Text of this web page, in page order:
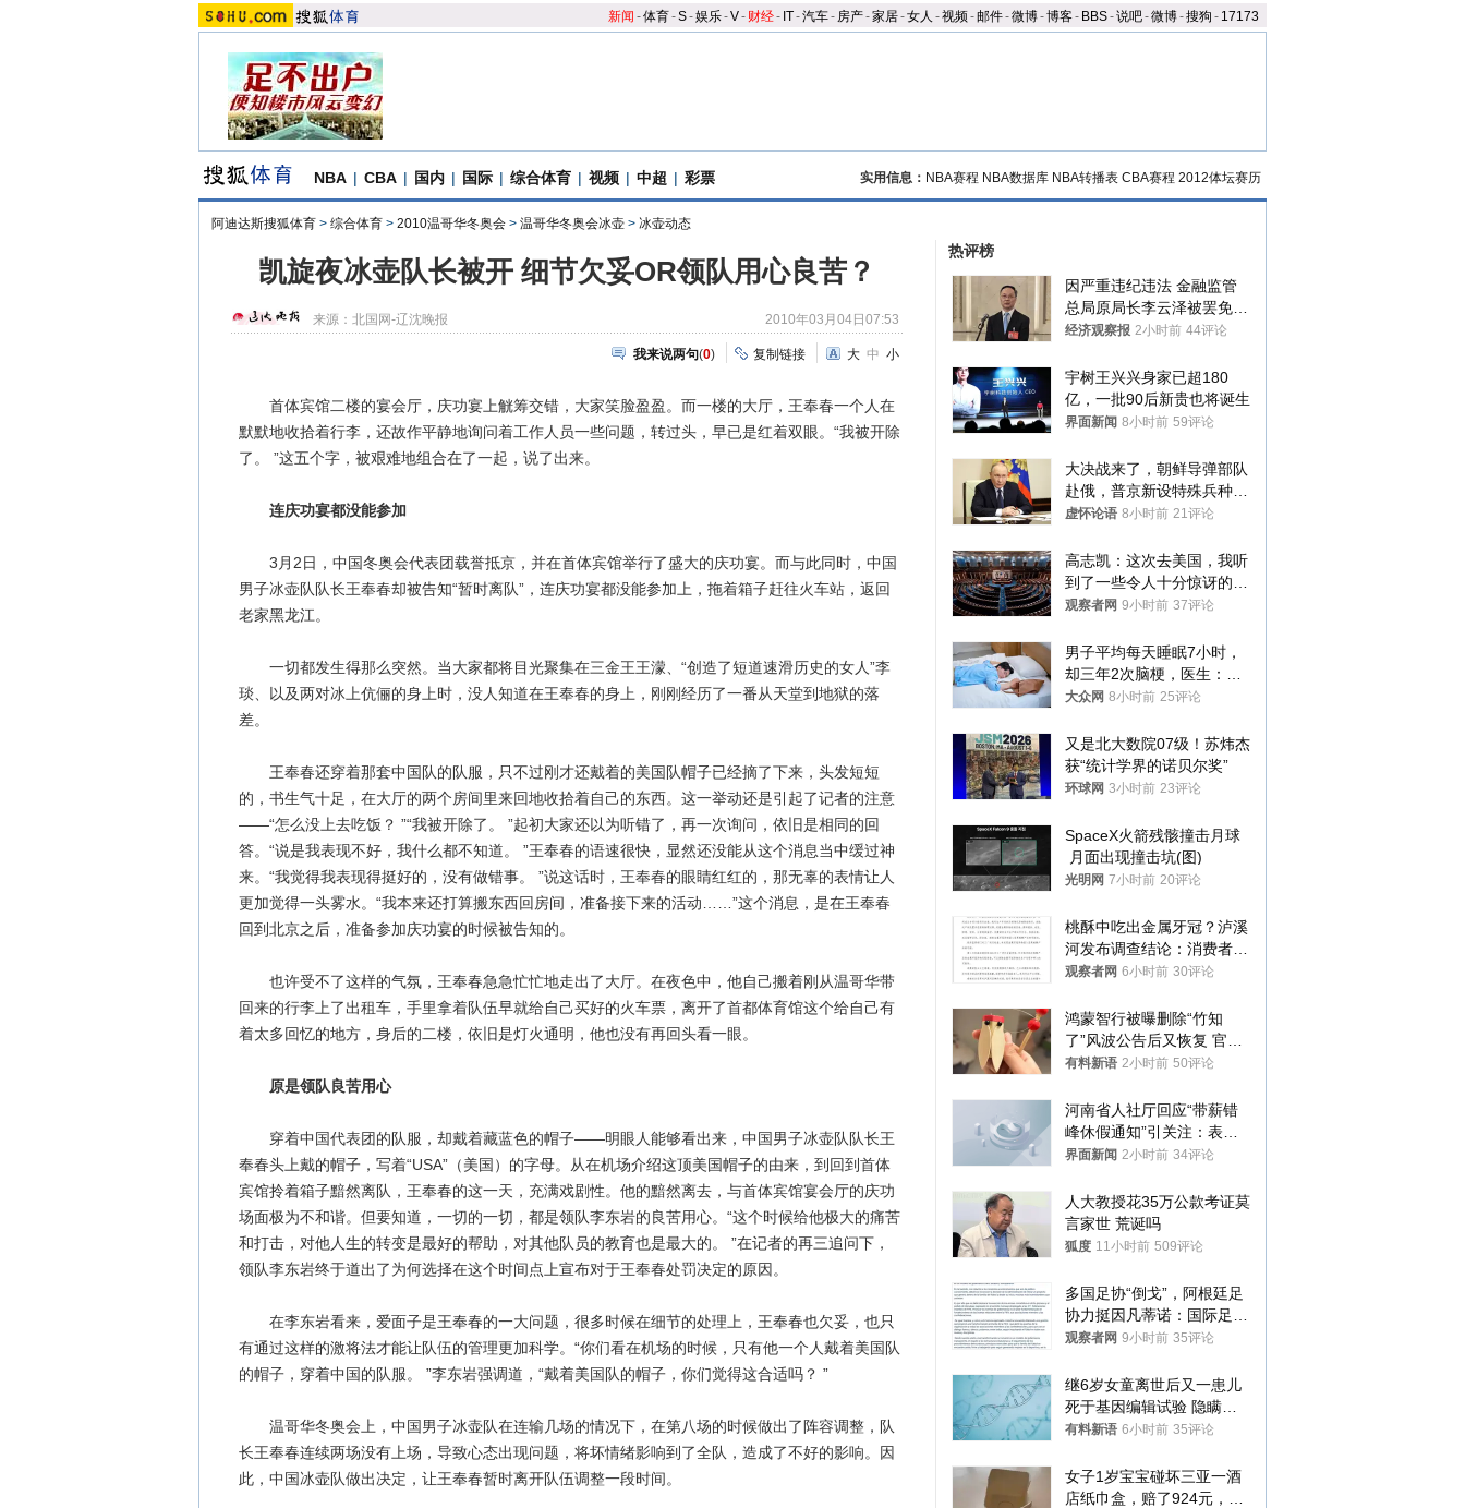
新闻 -体育-S-娱乐-V- 财经- IT-汽车- 房产-家居-女人 -视频-邮件-微博-博客- BBS-说吧-微博-搜狗 - 17173
NBA | CBA | 国内 | 国际 | 综合体育 | 视频 | 中超 | 彩票 实用信息： NBA赛程 NBA数据库 NBA转播表 CBA赛程 2012体坛赛历
阿迪达斯搜狐体育 > 综合体育 > 2010温哥华冬奥会 > 温哥华冬奥会冰壶 > 冰壶动态
凯旋夜冰壶队长被开 细节欠妥OR领队用心良苦？
来源： 北国网-辽沈晚报 2010年03月04日07:53
我来说两句(0) 复制链接 大 中 小
首体宾馆二楼的宴会厅，庆功宴上觥筹交错，大家笑脸盈盈。而一楼的大厅，王奉春一个人在
默默地收拾着行李，还故作平静地询问着工作人员一些问题，转过头，早已是红着双眼。“我被开除
了。 ”这五个字，被艰难地组合在了一起，说了出来。
连庆功宴都没能参加
3月2日，中国冬奥会代表团载誉抵京，并在首体宾馆举行了盛大的庆功宴。而与此同时，中国
男子冰壶队队长王奉春却被告知“暂时离队”，连庆功宴都没能参加上，拖着箱子赶往火车站，返回
老家黑龙江。
一切都发生得那么突然。当大家都将目光聚集在三金王王濛、“创造了短道速滑历史的女人”李
琰、以及两对冰上伉俪的身上时，没人知道在王奉春的身上，刚刚经历了一番从天堂到地狱的落
差。
王奉春还穿着那套中国队的队服，只不过刚才还戴着的美国队帽子已经摘了下来，头发短短
的，书生气十足，在大厅的两个房间里来回地收拾着自己的东西。这一举动还是引起了记者的注意
——“怎么没上去吃饭？ ”“我被开除了。 ”起初大家还以为听错了，再一次询问，依旧是相同的回
答。“说是我表现不好，我什么都不知道。 ”王奉春的语速很快，显然还没能从这个消息当中缓过神
来。“我觉得我表现得挺好的，没有做错事。 ”说这话时，王奉春的眼睛红红的，那无辜的表情让人
更加觉得一头雾水。“我本来还打算搬东西回房间，准备接下来的活动……”这个消息，是在王奉春
回到北京之后，准备参加庆功宴的时候被告知的。
也许受不了这样的气氛，王奉春急急忙忙地走出了大厅。在夜色中，他自己搬着刚从温哥华带
回来的行李上了出租车，手里拿着队伍早就给自己买好的火车票，离开了首都体育馆这个给自己有
着太多回忆的地方，身后的二楼，依旧是灯火通明，他也没有再回头看一眼。
原是领队良苦用心
穿着中国代表团的队服，却戴着藏蓝色的帽子——明眼人能够看出来，中国男子冰壶队队长王
奉春头上戴的帽子，写着“USA”（美国）的字母。从在机场介绍这顶美国帽子的由来，到回到首体
宾馆拎着箱子黯然离队，王奉春的这一天，充满戏剧性。他的黯然离去，与首体宾馆宴会厅的庆功
场面极为不和谐。但要知道，一切的一切，都是领队李东岩的良苦用心。“这个时候给他极大的痛苦
和打击，对他人生的转变是最好的帮助，对其他队员的教育也是最大的。 ”在记者的再三追问下，
领队李东岩终于道出了为何选择在这个时间点上宣布对于王奉春处罚决定的原因。
在李东岩看来，爱面子是王奉春的一大问题，很多时候在细节的处理上，王奉春也欠妥，也只
有通过这样的激将法才能让队伍的管理更加科学。“你们看在机场的时候，只有他一个人戴着美国队
的帽子，穿着中国的队服。 ”李东岩强调道，“戴着美国队的帽子，你们觉得这合适吗？ ”
温哥华冬奥会上，中国男子冰壶队在连输几场的情况下，在第八场的时候做出了阵容调整，队
长王奉春连续两场没有上场，导致心态出现问题，将坏情绪影响到了全队，造成了不好的影响。因
此，中国冰壶队做出决定，让王奉春暂时离开队伍调整一段时间。
热评榜
因严重违纪违法 金融监管
总局原局长李云泽被罢免全
国人大代表
经济观察报 2小时前 44评论
宇树王兴兴身家已超180
亿，一批90后新贵也将诞生
界面新闻 8小时前 59评论
大决战来了，朝鲜导弹部队
赴俄，普京新设特殊兵种，
76岁老将扛旗
虚怀论语 8小时前 21评论
高志凯：这次去美国，我听
到了一些令人十分惊讶的消
息
观察者网 9小时前 37评论
男子平均每天睡眠7小时，
却三年2次脑梗，医生：这
样睡觉更伤身
大众网 8小时前 25评论
又是北大数院07级！苏炜杰
获“统计学界的诺贝尔奖”
环球网 3小时前 23评论
SpaceX火箭残骸撞击月球
月面出现撞击坑(图)
光明网 7小时前 20评论
桃酥中吃出金属牙冠？泸溪
河发布调查结论：消费者已
澄清，所发视频情况不属实
观察者网 6小时前 30评论
鸿蒙智行被曝删除“竹知
了”风波公告后又恢复 官媒
曾力挺：劝华为要大度的，
有料新语 2小时前 50评论
河南省人社厅回应“带薪错
峰休假通知”引关注：表述
不够准确，待修改后印发
界面新闻 2小时前 34评论
人大教授花35万公款考证莫
言家世 荒诞吗
狐度 11小时前 509评论
多国足协“倒戈”，阿根廷足
协力挺因凡蒂诺：国际足联
今后应继续在其领导下前行
观察者网 9小时前 35评论
继6岁女童离世后又一患儿
死于基因编辑试验 隐瞒一
年才对外披露
有料新语 6小时前 35评论
女子1岁宝宝碰坏三亚一酒
店纸巾盒，赔了924元，发